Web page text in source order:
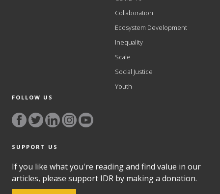
Collaboration
Ecosystem Development
Inequality
Scale
Social Justice
Youth
FOLLOW US
SUPPORT US
If you like what you're reading and find value in our
articles, please support IDR by making a donation.